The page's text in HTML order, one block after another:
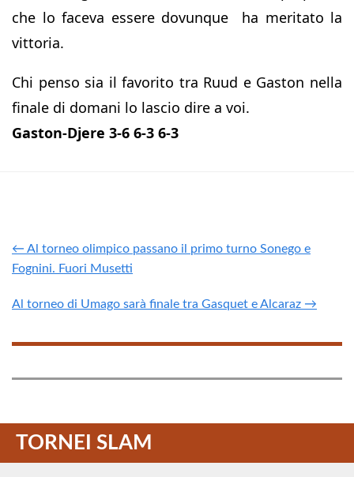
che lo faceva essere dovunque ha meritato la
vittoria.
Chi penso sia il favorito tra Ruud e Gaston nella
finale di domani lo lascio dire a voi.
Gaston-Djere 3-6 6-3 6-3
← Al torneo olimpico passano il primo turno Sonego e
Fognini. Fuori Musetti
Al torneo di Umago sarà finale tra Gasquet e Alcaraz →
TORNEI SLAM